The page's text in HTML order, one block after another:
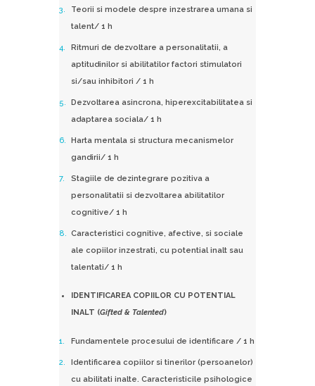
Teorii si modele despre inzestrarea umana si
talent/ 1 h
Ritmuri de dezvoltare a personalitatii, a
aptitudinilor si abilitatilor factori stimulatori
si/sau inhibitori / 1 h
Dezvoltarea asincrona, hiperexcitabilitatea si
adaptarea sociala/ 1 h
Harta mentala si structura mecanismelor
gandirii/ 1 h
Stagiile de dezintegrare pozitiva a
personalitatii si dezvoltarea abilitatilor
cognitive/ 1 h
Caracteristici cognitive, afective, si sociale
ale copiilor inzestrati, cu potential inalt sau
talentati/ 1 h
IDENTIFICAREA COPIILOR CU POTENTIAL
INALT (Gifted & Talented)
Fundamentele procesului de identificare / 1 h
Identificarea copiilor si tinerilor (persoanelor)
cu abilitati inalte. Caracteristicile psihologice